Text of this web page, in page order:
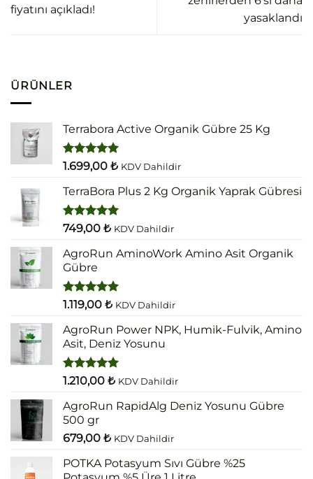
fiyatını açıkladı!
yasaklandı
ÜRÜNLER
Terrabora Active Organik Gübre 25 Kg
5 üzerinden
oy
aldı
1.699,00 ₺ KDV Dahildir
TerraBora Plus 2 Kg Organik Yaprak Gübresi
5 üzerinden
oy
aldı
749,00 ₺ KDV Dahildir
AgroRun AminoWork Amino Asit Organik
Gübre
5 üzerinden
oy
aldı
1.119,00 ₺ KDV Dahildir
AgroRun Power NPK, Humik-Fulvik, Amino
Asit, Deniz Yosunu
5 üzerinden
oy
aldı
1.210,00 ₺ KDV Dahildir
AgroRun RapidAlg Deniz Yosunu Gübre
500 gr
679,00 ₺ KDV Dahildir
POTKA Potasyum Sıvı Gübre %25